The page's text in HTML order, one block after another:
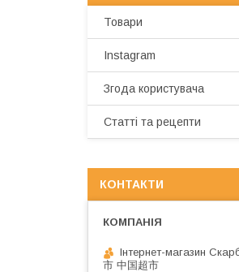
Товари
Instagram
Згода користувача
Статті та рецепти
КОНТАКТИ
Інтернет-магазин
市 中国超市